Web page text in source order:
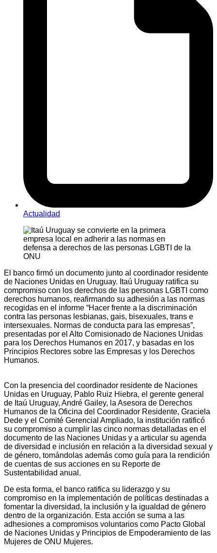
Actualidad
El banco firmó un documento junto al coordinador residente
de Naciones Unidas en Uruguay. Itaú Uruguay ratifica su
compromiso con los derechos de las personas LGBTI como
derechos humanos, reafirmando su adhesión a las normas
recogidas en el informe “Hacer frente a la discriminación
contra las personas lesbianas, gais, bisexuales, trans e
intersexuales. Normas de conducta para las empresas”,
presentadas por el Alto Comisionado de Naciones Unidas
para los Derechos Humanos en 2017, y basadas en los
Principios Rectores sobre las Empresas y los Derechos
Humanos.
Con la presencia del coordinador residente de Naciones
Unidas en Uruguay, Pablo Ruiz Hiebra, el gerente general
de Itaú Uruguay, André Gailey, la Asesora de Derechos
Humanos de la Oficina del Coordinador Residente, Graciela
Dede y el Comité Gerencial Ampliado, la institución ratificó
su compromiso a cumplir las cinco normas detalladas en el
documento de las Naciones Unidas y a articular su agenda
de diversidad e inclusión en relación a la diversidad sexual y
de género, tomándolas además como guía para la rendición
de cuentas de sus acciones en su Reporte de
Sustentabilidad anual.
De esta forma, el banco ratifica su liderazgo y su
compromiso en la implementación de políticas destinadas a
fomentar la diversidad, la inclusión y la igualdad de género
dentro de la organización. Esta acción se suma a las
adhesiones a compromisos voluntarios como Pacto Global
de Naciones Unidas y Principios de Empoderamiento de las
Mujeres de ONU Mujeres.